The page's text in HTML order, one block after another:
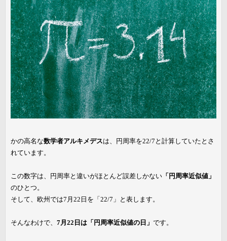
かの高名な数学者アルキメデスは、円周率を22/7と計算していたとさ
れています。
この数字は、円周率と違いがほとんど誤差しかない 「円周率近似値」
のひとつ。
そして、欧州では7月22日を「22/7」と表します。
そんなわけで、 7月22日は「円周率近似値の日」 です。